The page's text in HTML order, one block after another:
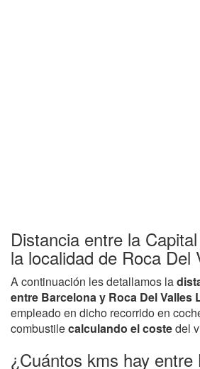
Distancia entre la
la localidad de Roca Del
A continuación les detallamos la
entre Barcelona y Roca Del Valles
empleado en dicho recorrido en
combustilecalculando el costedel
¿Cuántos kms hay entre